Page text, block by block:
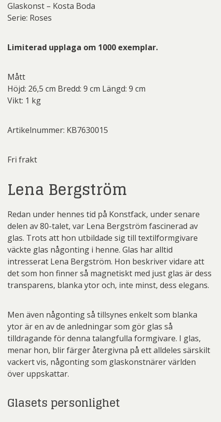
Glaskonst – Kosta Boda
Serie: Roses
Limiterad upplaga om 1000 exemplar.
Mått
Höjd: 26,5 cm Bredd: 9 cm Längd: 9 cm
Vikt: 1 kg
Artikelnummer: KB7630015
Fri frakt
Lena Bergström
Redan under hennes tid på Konstfack, under senare
delen av 80-talet, var Lena Bergström fascinerad av
glas. Trots att hon utbildade sig till textilformgivare
väckte glas någonting i henne. Glas har alltid
intresserat Lena Bergström. Hon beskriver vidare att
det som hon finner så magnetiskt med just glas är dess
transparens, blanka ytor och, inte minst, dess elegans.
Men även någonting så tillsynes enkelt som blanka
ytor är en av de anledningar som gör glas så
tilldragande för denna talangfulla formgivare. I glas,
menar hon, blir färger återgivna på ett alldeles särskilt
vackert vis, någonting som glaskonstnärer världen
över uppskattar.
Glasets personlighet